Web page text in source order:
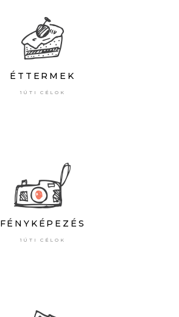
ÉTTERMEK
1ÚTI CÉLOK
FÉNYKÉPEZÉS
1ÚTI CÉLOK